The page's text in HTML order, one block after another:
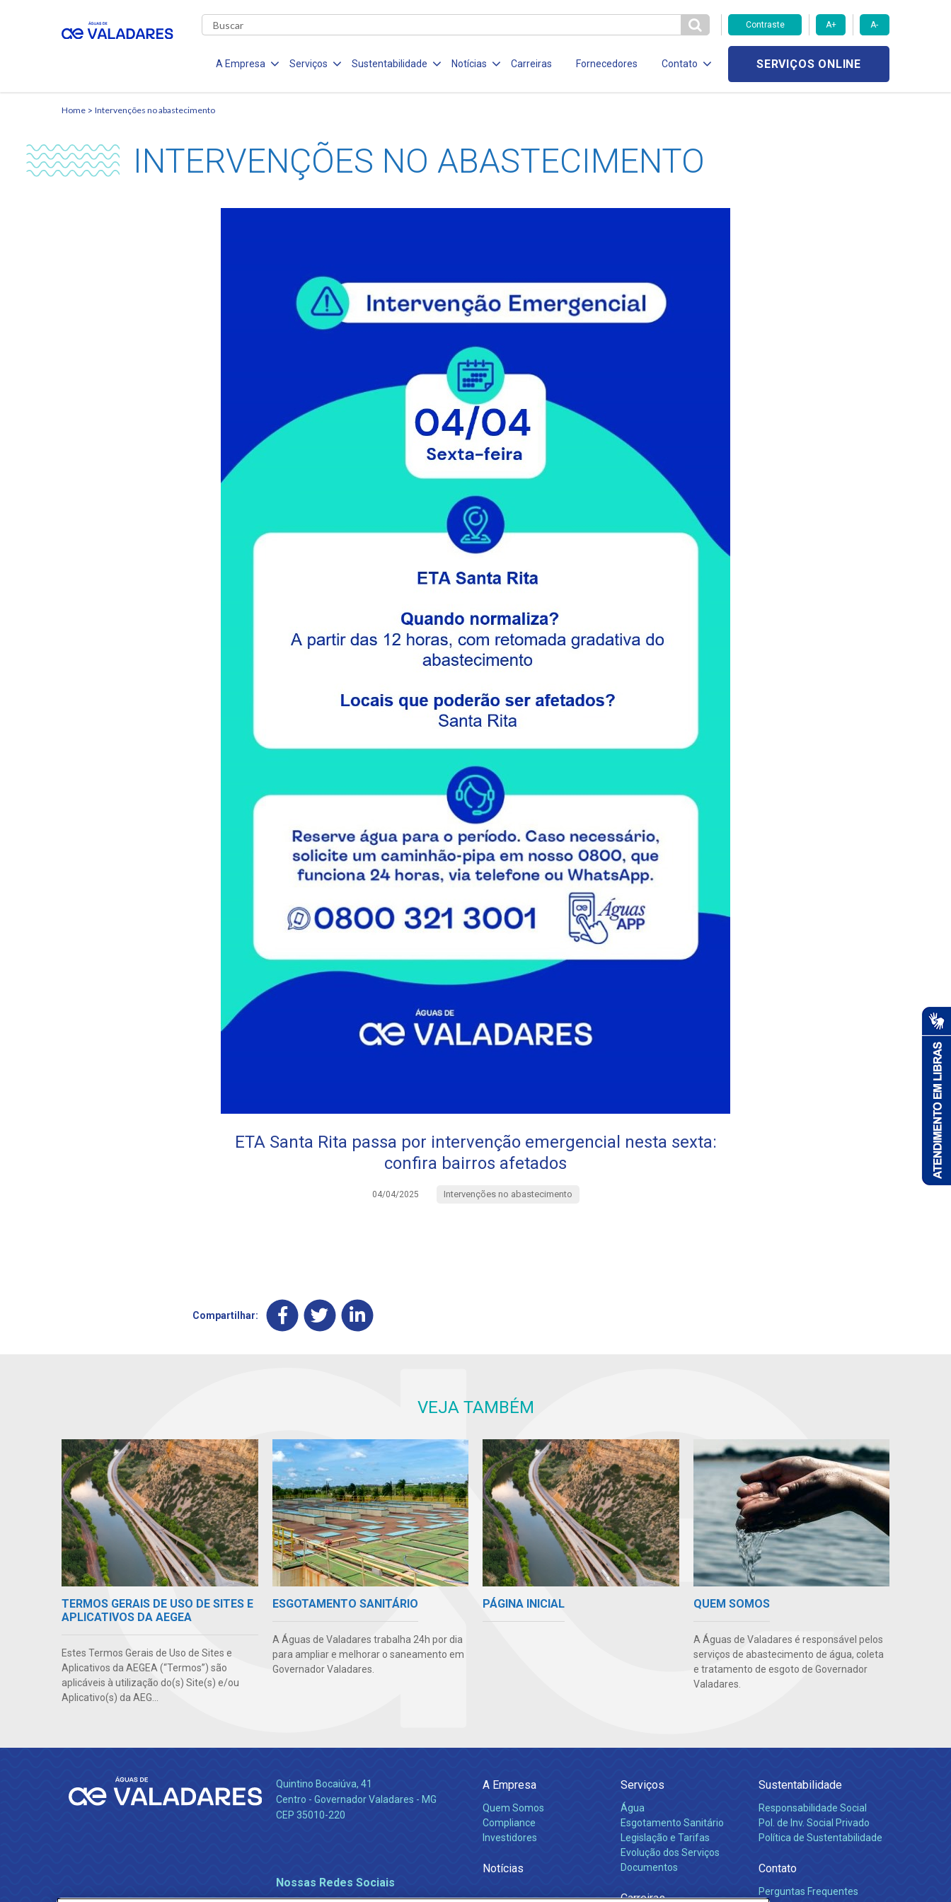
Contraste A+ A-
A Empresa Serviços Sustentabilidade Notícias Carreiras Fornecedores Contato SERVIÇOS ONLINE
Home Intervenções no abastecimento
INTERVENÇÕES NO ABASTECIMENTO
ETA Santa Rita passa por intervenção emergencial nesta sexta:
confira bairros afetados
04/04/2025 Intervenções no abastecimento
Compartilhar:
VEJA TAMBÉM
TERMOS GERAIS DE USO DE SITES E
APLICATIVOS DA AEGEA
Estes Termos Gerais de Uso de Sites e
Aplicativos da AEGEA (“Termos”) são
aplicáveis à utilização do(s) Site(s) e/ou
Aplicativo(s) da AEG...
ESGOTAMENTO SANITÁRIO
A Águas de Valadares trabalha 24h por dia
para ampliar e melhorar o saneamento em
Governador Valadares.
PÁGINA INICIAL QUEM SOMOS
A Águas de Valadares é responsável pelos
serviços de abastecimento de água, coleta
e tratamento de esgoto de Governador
Valadares.
Quintino Bocaiúva, 41
Centro - Governador Valadares - MG
CEP 35010-220
Nossas Redes Sociais
A Empresa
Quem Somos
Compliance
Investidores
Notícias
Serviços
Água
Esgotamento Sanitário
Legislação e Tarifas
Evolução dos Serviços
Documentos
Carreiras
Sustentabilidade
Responsabilidade Social
Pol. de Inv. Social Privado
Política de Sustentabilidade
Contato
Perguntas Frequentes